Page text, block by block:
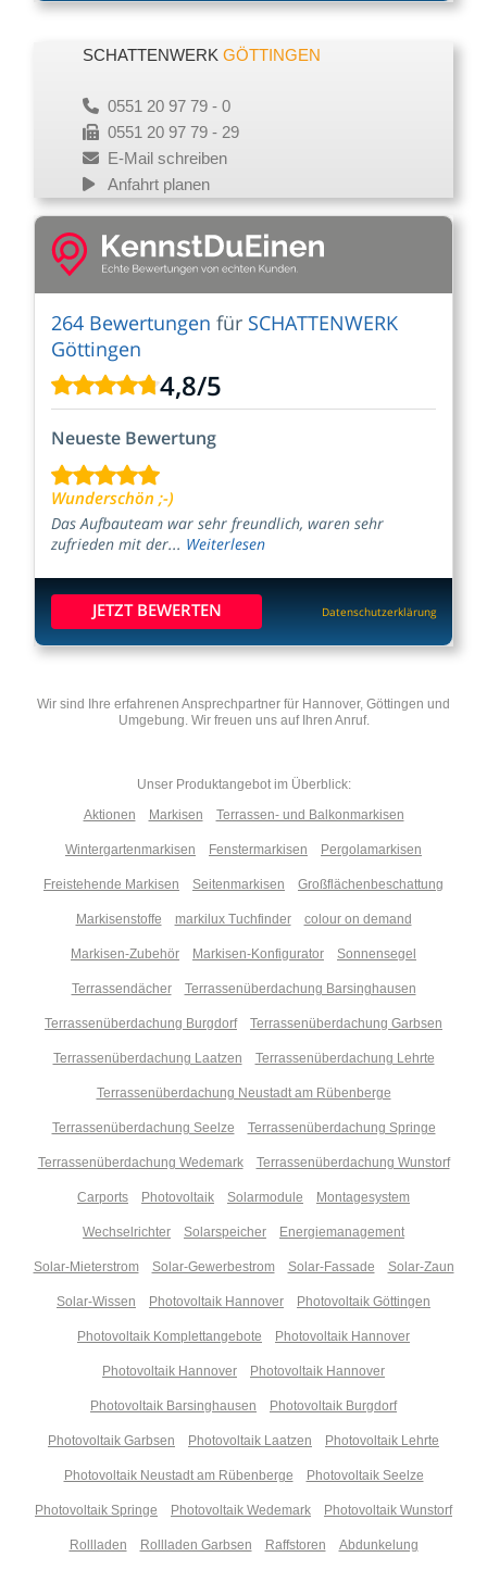
SCHATTENWERKGÖTTINGEN
0551 20 97 79 - 0
0551 20 97 79 - 29
E-Mail schreiben
Anfahrt planen
264 Bewertungen für SCHATTENWERK
Göttingen
4,8/5
Neueste Bewertung
Wunderschön ;-)
Das Aufbauteam war sehr freundlich, waren sehr
zufrieden mit der... Weiterlesen
JETZT BEWERTEN Datenschutzerklärung
Wir sind Ihre erfahrenen Ansprechpartner für Hannover, Göttingen und
Umgebung. Wir freuen uns auf Ihren Anruf.
Unser Produktangebot im Überblick:
Aktionen
Markisen Terrassen- und Balkonmarkisen
Wintergartenmarkisen Fenstermarkisen Pergolamarkisen
Freistehende Markisen Seitenmarkisen Großflächenbeschattung
Markisenstoffe markilux Tuchfinder colour on demand
Markisen-Zubehör Markisen-Konfigurator Sonnensegel
Terrassendächer Terrassenüberdachung Barsinghausen
Terrassenüberdachung Burgdorf Terrassenüberdachung Garbsen
Terrassenüberdachung Laatzen Terrassenüberdachung Lehrte
Terrassenüberdachung Neustadt am Rübenberge
Terrassenüberdachung Seelze Terrassenüberdachung Springe
Terrassenüberdachung Wedemark Terrassenüberdachung Wunstorf
Carports Photovoltaik Solarmodule Montagesystem
Wechselrichter Solarspeicher Energiemanagement
Solar-Mieterstrom Solar-Gewerbestrom Solar-Fassade Solar-Zaun
Solar-Wissen Photovoltaik Hannover Photovoltaik Göttingen
Photovoltaik Komplettangebote Photovoltaik Hannover
Photovoltaik Hannover Photovoltaik Hannover
Photovoltaik Barsinghausen Photovoltaik Burgdorf
Photovoltaik Garbsen Photovoltaik Laatzen Photovoltaik Lehrte
Photovoltaik Neustadt am Rübenberge Photovoltaik Seelze
Photovoltaik Springe Photovoltaik Wedemark Photovoltaik Wunstorf
Rollladen Rollladen Garbsen Raffstoren Abdunkelung